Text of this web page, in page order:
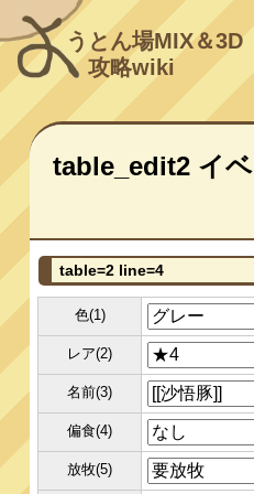
うとん場MIX＆3D
攻略wiki
table_edit2 イ
table=2 line=4
色(1)
レア(2)
名前(3)
偏食(4)
放牧(5)